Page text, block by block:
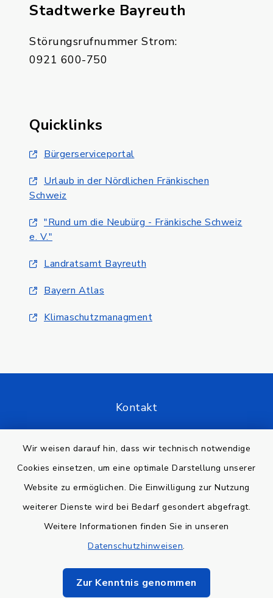
Wir weisen darauf hin, dass wir technisch notwendige
Cookies einsetzen, um eine optimale Darstellung unserer
Website zu ermöglichen. Die Einwilligung zur Nutzung
weiterer Dienste wird bei Bedarf gesondert abgefragt.
Weitere Informationen finden Sie in unseren
Datenschutzhinweisen.
Zur Kenntnis genommen
Stadtwerke Bayreuth
Störungsrufnummer Strom:
0921 600-750
Quicklinks
Bürgerserviceportal
Urlaub in der Nördlichen Fränkischen
Schweiz
"Rund um die Neubürg - Fränkische Schweiz
e. V."
Landratsamt Bayreuth
Bayern Atlas
Klimaschutzmanagment
Kontakt
Datenschutz
Impressum
Sitemap
Cookie-Einstellungen